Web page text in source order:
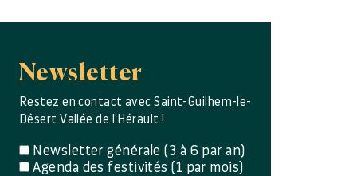
Newsletter
Restez en contact avec Saint-Guilhem-le-
Désert Vallée de l’Hérault !
Newsletter générale (3 à 6 par an)
Agenda des festivités (1 par mois)